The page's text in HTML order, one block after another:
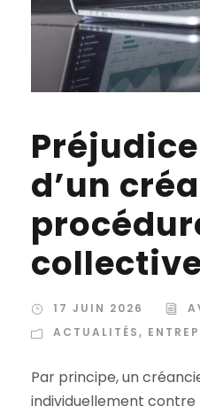
d’un
17 JUIN 2026
ACTUALITÉS,
Par principe, un
individuellement contre